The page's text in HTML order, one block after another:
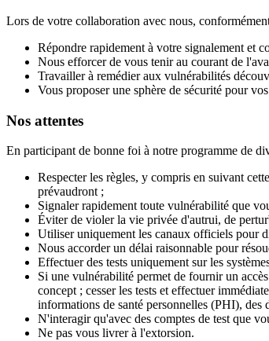
Lors de votre collaboration avec nous,
Répondre rapidement à votre signalement et
Nous efforcer de vous tenir au courant de
Travailler à remédier aux vulnérabilités
Vous proposer une sphère de sécurité pour
Nos attentes
En participant de bonne foi à notre programme de
Respecter les règles, y compris en suivant
prévaudront ;
Signaler rapidement toute vulnérabilité que
Éviter de violer la vie privée d'autrui, de
Utiliser uniquement les canaux officiels pour
Nous accorder un délai raisonnable pour
Effectuer des tests uniquement sur les
Si une vulnérabilité permet de fournir un
concept ; cesser les tests et effectuer
informations de santé personnelles (PHI), des
N'interagir qu'avec des comptes de test que
Ne pas vous livrer à l'extorsion.